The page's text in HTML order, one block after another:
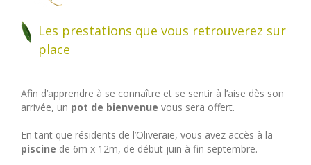
Les prestations que vous retrouverez sur
place
Afin d’apprendre à se connaître et se sentir à l’aise dès son
arrivée, un pot de bienvenue vous sera offert.
En tant que résidents de l’Oliveraie, vous avez accès à la
piscine de 6m x 12m, de début juin à fin septembre.